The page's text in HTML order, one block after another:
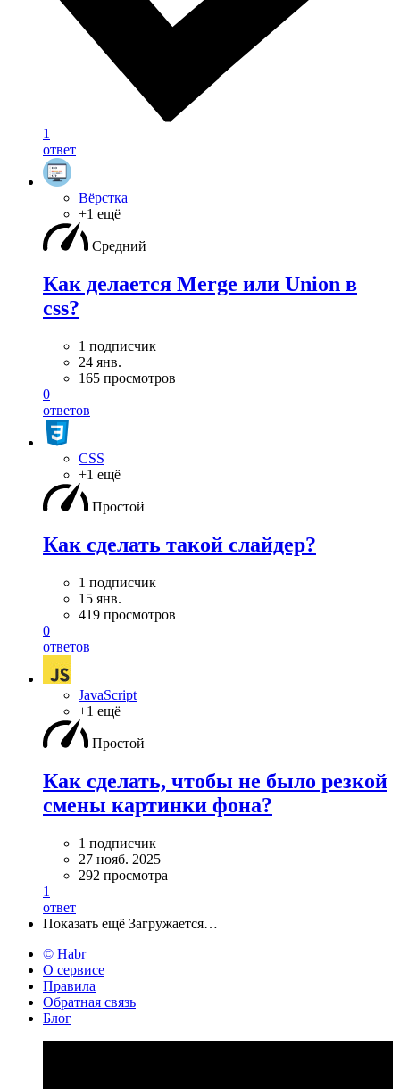
1
ответ
Вёрстка
+1 ещё
Средний
Как делается Merge или Union в
css?
1 подписчик
24 янв.
165 просмотров
0
ответов
CSS
+1 ещё
Простой
Как сделать такой слайдер?
1 подписчик
15 янв.
419 просмотров
0
ответов
JavaScript
+1 ещё
Простой
Как сделать, чтобы не было резкой
смены картинки фона?
1 подписчик
27 нояб. 2025
292 просмотра
1
ответ
Показать ещё Загружается…
© Habr
О сервисе
Правила
Обратная связь
Блог